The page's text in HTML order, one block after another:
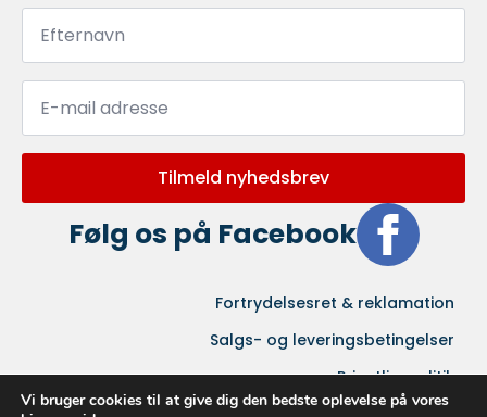
Efternavn
Email
Tilmeld nyhedsbrev
Følg os på Facebook
Fortrydelsesret & reklamation
Salgs- og leveringsbetingelser
Privatlivspolitik
Vi bruger cookies til at give dig den bedste oplevelse på vores